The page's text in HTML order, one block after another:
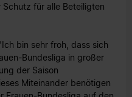
für alle Beteiligten
bin sehr froh, dass sich
Bundesliga in großer
der Saison
Miteinander benötigen